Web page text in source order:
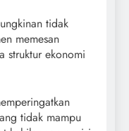
tidak
memesan
struktur ekonomi
tidak mampu